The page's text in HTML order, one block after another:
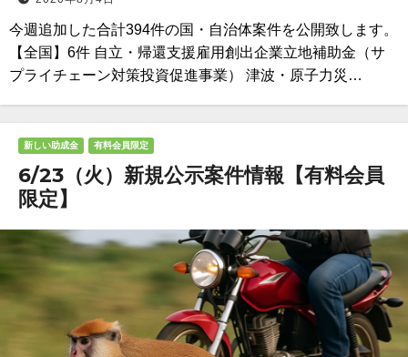
今週追加した合計394件の国・自治体案件を公開致します。
【全国】6件 自立・帰還支援雇用創出企業立地補助金（サ
プライチェーン対策投資促進事業） 津波・原子力災…
新しい助成金 有料会員限定
6/23（火）新規公示案件情報【有料会員
限定】